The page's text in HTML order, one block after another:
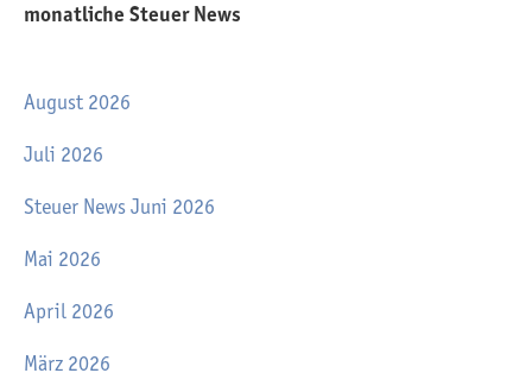
monatliche Steuer News
August 2026
Juli 2026
Steuer News Juni 2026
Mai 2026
April 2026
März 2026